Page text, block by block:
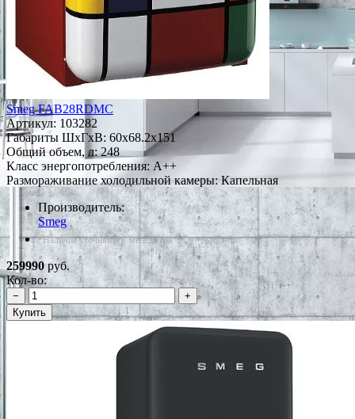
Smeg FAB28RDMC
Артикул: 103282
Габариты ШxГxВ: 60x68.2x151
Общий объем, л: 248
Класс энергопотребления: A++
Размораживание холодильной камеры: Капельная
Производитель:
Smeg
*Наличие уточняйте у менеджера
259990руб.
Кол-во:
−
+
Купить